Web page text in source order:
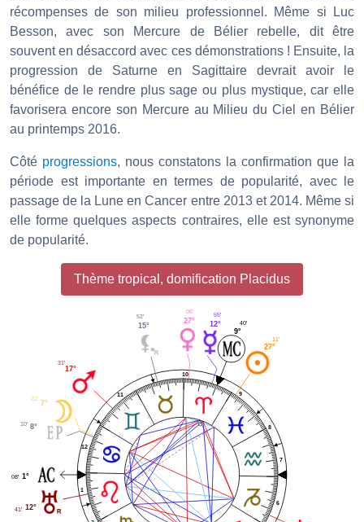
récompenses de son milieu professionnel. Même si Luc
Besson, avec son Mercure de Bélier rebelle, dit être
souvent en désaccord avec ces démonstrations ! Ensuite, la
progression de Saturne en Sagittaire devrait avoir le
bénéfice de le rendre plus sage ou plus mystique, car elle
favorisera encore son Mercure au Milieu du Ciel en Bélier
au printemps 2016.
Côté progressions, nous constatons la confirmation que la
période est importante en termes de popularité, avec le
passage de la Lune en Cancer entre 2013 et 2014. Même si
elle forme quelques aspects contraires, elle est synonyme
de popularité.
Thème tropical, domification Placidus
1
6
7
8
9
10
11
12
27°
11'
9°
40'
12°
55'
27°
06'
15°
52'
17°
31'
7°
21'
8°
10'
1°
08'
12°
41'